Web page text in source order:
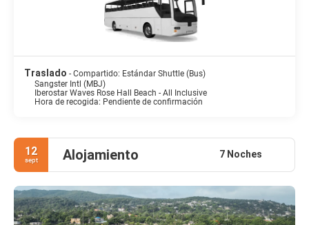
Traslado - Compartido: Estándar Shuttle (Bus)
Sangster Intl (MBJ)
Iberostar Waves Rose Hall Beach - All Inclusive
Hora de recogida: Pendiente de confirmación
12
sept Alojamiento 7 Noches